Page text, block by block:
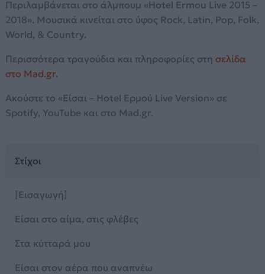
Περιλαμβάνεται στο άλμπουμ «Hotel Ermou Live 2015 –
2018». Μουσικά κινείται στο ύφος Rock, Latin, Pop, Folk,
World, & Country.
Περισσότερα τραγούδια και πληροφορίες στη σελίδα
στο Mad.gr.
Ακούστε το «Είσαι – Hotel Ερμού Live Version» σε
Spotify, YouTube και στο Mad.gr.
Στίχοι
[Εισαγωγή]
Είσαι στο αίμα, στις φλέβες
Στα κύτταρά μου
Είσαι στον αέρα που αναπνέω